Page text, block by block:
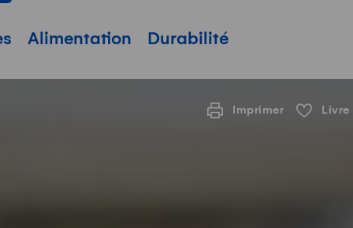
Alimentation Durabilité
Imprimer Livre